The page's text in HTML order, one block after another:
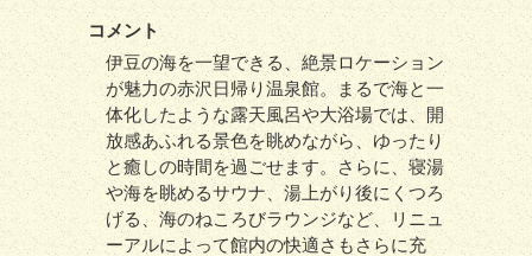
コメント
伊豆の海を一望できる、絶景ロケーション
が魅力の赤沢日帰り温泉館。まるで海と一
体化したような露天風呂や大浴場では、開
放感あふれる景色を眺めながら、ゆったり
と癒しの時間を過ごせます。さらに、寝湯
や海を眺めるサウナ、湯上がり後にくつろ
げる、海のねころびラウンジなど、リニュ
ーアルによって館内の快適さもさらに充